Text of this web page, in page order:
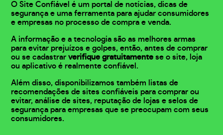
O Site Confiável é um portal de notícias, dicas de
segurança e uma ferramenta para ajudar consumidores
e empresas no processo de compra e venda.
A informação e a tecnologia são as melhores armas
para evitar prejuízos e golpes, então, antes de comprar
ou se cadastrarverifique gratuitamente se o site, loja
ou aplicativo é realmente confiável.
Além disso, disponibilizamos também listas de
recomendações de sites confiáveis para comprar ou
evitar, análise de sites, reputação de lojas e selos de
segurança para empresas que se preocupam com seus
consumidores.